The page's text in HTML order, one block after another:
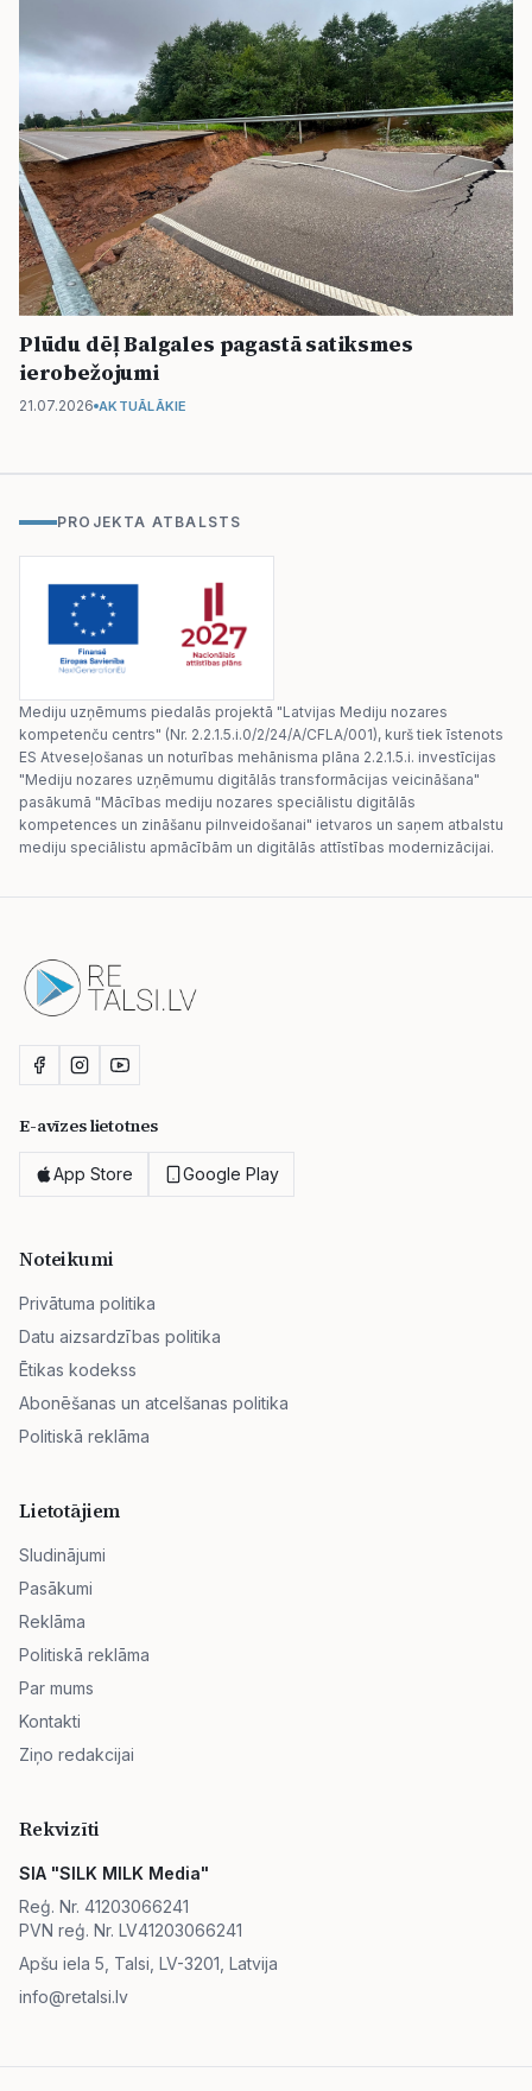
Plūdu dēļ Balgales pagastā satiksmes
ierobežojumi
21.07.2026 AKTUĀLĀKIE
PROJEKTA ATBALSTS
Mediju uzņēmums piedalās projektā "Latvijas Mediju nozares
kompetenču centrs" (Nr. 2.2.1.5.i.0/2/24/A/CFLA/001), kurš tiek īstenots
ES Atveseļošanas un noturības mehānisma plāna 2.2.1.5.i. investīcijas
"Mediju nozares uzņēmumu digitālās transformācijas veicināšana"
pasākumā "Mācības mediju nozares speciālistu digitālās
kompetences un zināšanu pilnveidošanai" ietvaros un saņem atbalstu
mediju speciālistu apmācībām un digitālās attīstības modernizācijai.
E-avīzes lietotnes
App Store Google Play
Noteikumi
Privātuma politika
Datu aizsardzības politika
Ētikas kodekss
Abonēšanas un atcelšanas politika
Politiskā reklāma
Lietotājiem
Sludinājumi
Pasākumi
Reklāma
Politiskā reklāma
Par mums
Kontakti
Ziņo redakcijai
Rekvizīti
SIA "SILK MILK Media"
Reģ. Nr. 41203066241
PVN reģ. Nr. LV41203066241
Apšu iela 5, Talsi, LV-3201, Latvija
info@retalsi.lv